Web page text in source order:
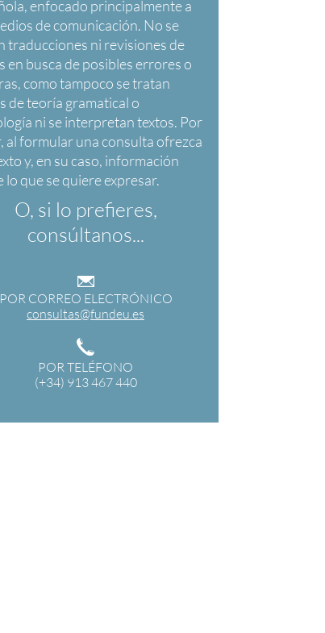
O, si lo prefieres,
consúltanos...
POR CORREO ELECTRÓNICO
consultas@fundeu.es
POR TELÉFONO
(+34) 913 467 440